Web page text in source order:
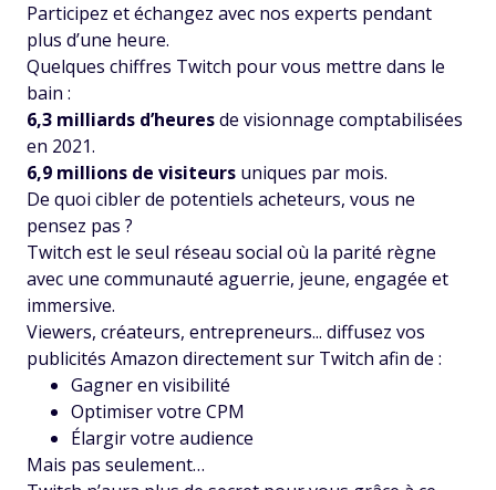
Participez et échangez avec nos experts pendant
plus d’une heure.
Quelques chiffres Twitch pour vous mettre dans le
bain :
6,3 milliards d’heuresde visionnage comptabilisées
en 2021.
6,9 millions de visiteurs uniques par mois.
De quoi cibler de potentiels acheteurs, vous ne
pensez pas ?
Twitch est le seul réseau social où la parité règne
avec une communauté aguerrie, jeune, engagée et
immersive.
Viewers, créateurs, entrepreneurs... diffusez vos
publicités Amazon directement sur Twitch afin de :
Gagner en visibilité
Optimiser votre CPM
Élargir votre audience
Mais pas seulement…